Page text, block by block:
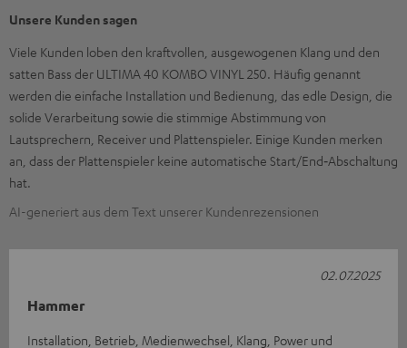
Unsere Kunden sagen
Viele Kunden loben den kraftvollen, ausgewogenen Klang und den
satten Bass der ULTIMA 40 KOMBO VINYL 250. Häufig genannt
werden die einfache Installation und Bedienung, das edle Design, die
solide Verarbeitung sowie die stimmige Abstimmung von
Lautsprechern, Receiver und Plattenspieler. Einige Kunden merken
an, dass der Plattenspieler keine automatische Start/End‑Abschaltung
hat.
AI-generiert aus dem Text unserer Kundenrezensionen
Hammer
Installation, Betrieb, Medienwechsel, Klang, Power und
02.07.2025